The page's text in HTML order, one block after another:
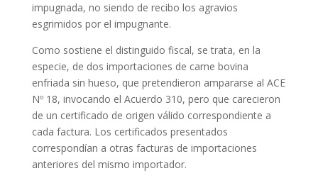
impugnada, no siendo de recibo los agravios
esgrimidos por el impugnante.
Como sostiene el distinguido fiscal, se trata, en la
especie, de dos importaciones de carne bovina
enfriada sin hueso, que pretendieron ampararse al ACE
Nº 18, invocando el Acuerdo 310, pero que carecieron
de un certificado de origen válido correspondiente a
cada factura. Los certificados presentados
correspondían a otras facturas de importaciones
anteriores del mismo importador.